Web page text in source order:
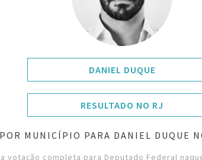
DANIEL DUQUE
RESULTADO NO RJ
MUNICÍPIO PARA DANIEL DUQUE
votação completa para Deputado Federal